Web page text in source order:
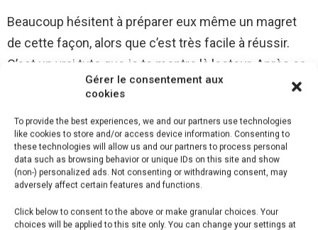
Gérer le consentement aux
cookies
To provide the best experiences, we and our partners use technologies
like cookies to store and/or access device information. Consenting to
these technologies will allow us and our partners to process personal
data such as browsing behavior or unique IDs on this site and show
(non-) personalized ads. Not consenting or withdrawing consent, may
adversely affect certain features and functions.
Click below to consent to the above or make granular choices. Your
choices will be applied to this site only. You can change your settings at
Beaucoup hésitent à préparer eux même un magret
de cette façon, alors que c’est très facile à réussir.
C’est un vrai tuto que je te montre là lecteur. Après ça
tu vas devenir le roi du magret de canard !!!
Suivez la recette et préparez-la aussi, les ingrédients
sont comptés sur les doigts, ils sont très peu
nombreux et vous les avez peut-être déjà! Essayez-
la… Et Continuer La Lecture Dans La Page Suivante.
Alors voici quelques explications: